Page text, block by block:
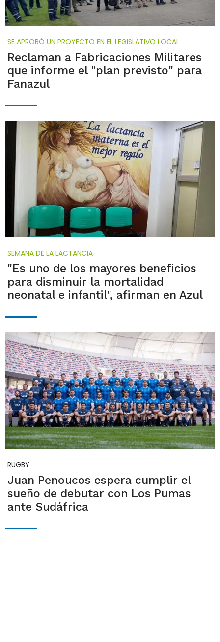
SE APROBÓ UN PROYECTO EN EL LEGISLATIVO LOCAL
Reclaman a Fabricaciones Militares
que informe el "plan previsto" para
Fanazul
SEMANA DE LA LACTANCIA
"Es uno de los mayores beneficios
para disminuir la mortalidad
neonatal e infantil", afirman en Azul
RUGBY
Juan Penoucos espera cumplir el
sueño de debutar con Los Pumas
ante Sudáfrica